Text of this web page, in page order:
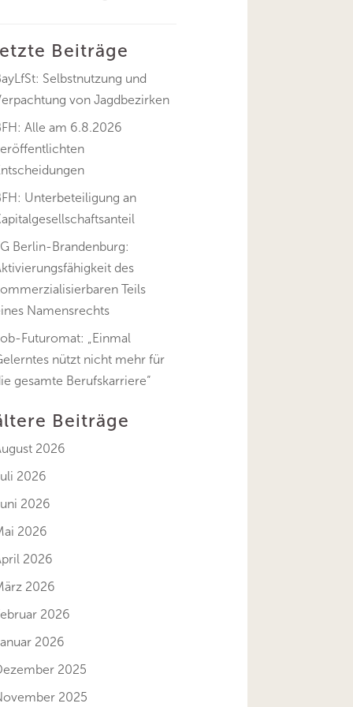
Beiträge
Selbstnutzung und
von Jagdbezirken
Alle am 6.8.2026
Unterbeteiligung an
Berlin-Brandenburg:
des
Teils
Namensrechts
Futuromat: „Einmal
nützt nicht mehr für
gesamte Berufskarriere“
Beiträge
2026
2026
2026
2026
2026
2026
2026
2026
2025
2025